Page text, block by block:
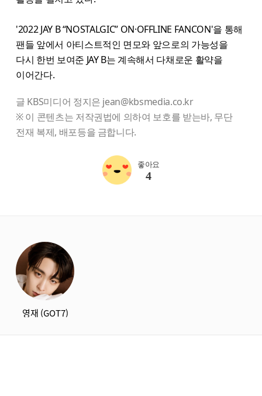
'2022 JAY B “NOSTALGIC” ON·OFFLINE FANCON'을 통해
팬들 앞에서 아티스트적인 면모와 앞으로의 가능성을
다시 한번 보여준 JAY B는 계속해서 다채로운 활약을
이어간다.
글 KBS미디어 정지은 jean@kbsmedia.co.kr
※ 이 콘텐츠는 저작권법에 의하여 보호를 받는바, 무단
전재 복제, 배포등을 금합니다.
좋아요
4
영재 (GOT7)